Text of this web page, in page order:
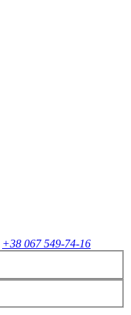
+38 067 549-74-16